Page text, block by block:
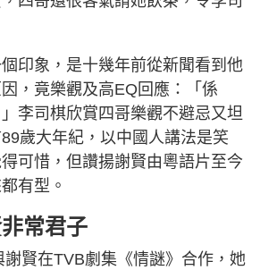
印象，是十幾年前從新聞看到他
，竟樂觀及高EQ回應：「係
李司棋欣賞四哥樂觀不避忌又坦
歲大年紀，以中國人講法是笑
可惜，但讚揚謝賢由粵語片至今
有型。
常君子
賢在TVB劇集《情謎》合作，她